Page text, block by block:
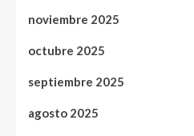
noviembre 2025
octubre 2025
septiembre 2025
agosto 2025